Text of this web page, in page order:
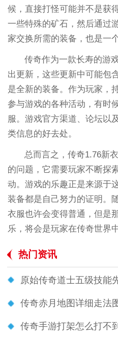
候，直接打怪可能并不是获
一些特殊的矿石，然后通过
家交换所需的装备，也是一
传奇作为一款长寿的游
出更新，这些更新中可能包
是全新的装备。作为玩家，
参与游戏的各种活动，有时
服。游戏官方渠道、论坛以
类信息的好去处。
总而言之，传奇1.76新
的问题，它需要玩家不断探
动。游戏的乐趣正是来源于
装备都是自己努力的证明。
衣服也许会变得普通，但是
乐，将会是玩家在传奇世界
热门资讯
原始传奇道士五级技能
传奇赤月地图详细走法
传奇手游打架怎么打不